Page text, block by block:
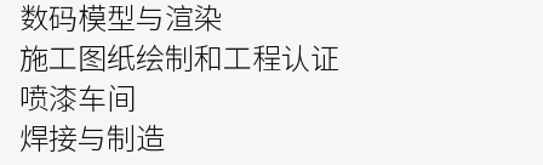
数码模型与渲染
施工图纸绘制和工程认证
喷漆车间
焊接与制造